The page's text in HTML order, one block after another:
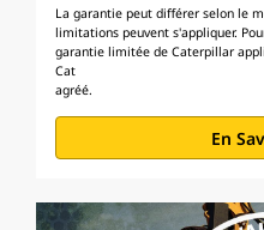
La garantie peut différer selon le
limitations peuvent s'appliquer.
garantie limitée de Caterpillar
Cat
agréé.
En